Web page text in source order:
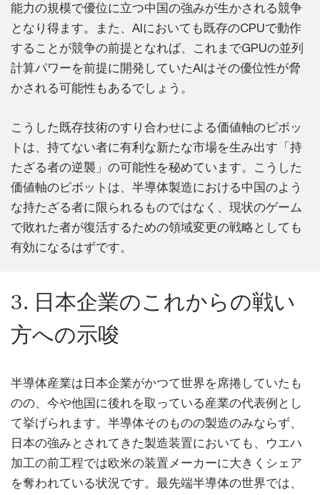
能力の規模で優位に立つ中国の強みが生かされる競争
となり得ます。また、AIにおいても既存のCPUで動作
することが競争の前提となれば、これまでGPUの並列
計算パワーを前提に開発していたAIはその優位性が脅
かされる可能性もあるでしょう。
こうした既存技術のすり合わせによる価値軸のピボッ
トは、持てない者に有利な新たな市場を生み出す「持
たざる者の逆襲」の可能性を秘めています。こうした
価値軸のピボットは、半導体製造における中国のよう
な持たざる者に限られるものではなく、現状のゲーム
で敗れた者が復活するための領域変更の戦略としても
有効になるはずです。
3. 日本企業のこれからの戦い
方への示唆
半導体産業は日本企業がかつて世界を席捲していたも
のの、今や他国に後れを取っている産業の代表例とし
て挙げられます。半導体そのものの製造のみならず、
日本の強みとされてきた製造装置においても、ウエハ
加工の前工程では欧米の装置メーカーに大きくシェア
を奪われている状況です。最先端半導体の世界では、